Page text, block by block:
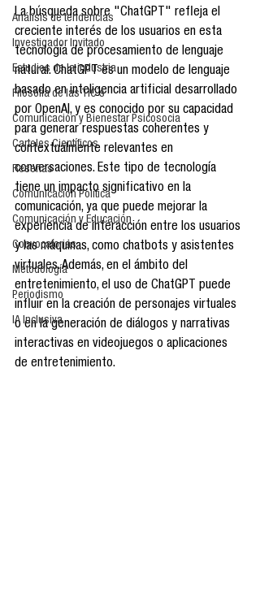
Análisis de tendencias
Investigador Invitado
Estudios de la industria
Filosofía de las TIC´s
Comunicación y Bienestar Psicosocia
Carteles Científicos
Reseñas
Comunicación Política
Comunicación y Educación
Convocatorias
Metodología
Periodismo
IA Inclusiva
La búsqueda sobre "ChatGPT" refleja el
creciente interés de los usuarios en esta
tecnología de procesamiento de lenguaje
natural. ChatGPT es un modelo de lenguaje
basado en inteligencia artificial desarrollado
por OpenAI, y es conocido por su capacidad
para generar respuestas coherentes y
contextualmente relevantes en
conversaciones. Este tipo de tecnología
tiene un impacto significativo en la
comunicación, ya que puede mejorar la
experiencia de interacción entre los usuarios
y las máquinas, como chatbots y asistentes
virtuales. Además, en el ámbito del
entretenimiento, el uso de ChatGPT puede
influir en la creación de personajes virtuales
o en la generación de diálogos y narrativas
interactivas en videojuegos o aplicaciones
de entretenimiento.